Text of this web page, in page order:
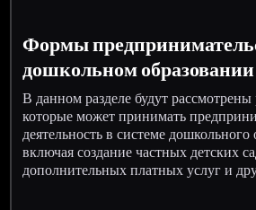
Формы
дошкольном образовании
В данном разделе будут
которые может принимать
деятельность в системе дошкольного
включая создание частных детских
дополнительных платных услуг и